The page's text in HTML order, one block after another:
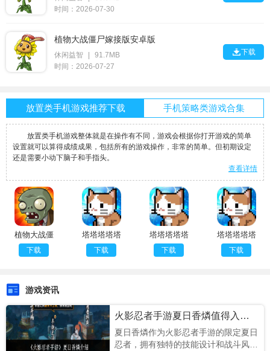
时间：2026-07-30
植物大战僵尸嫁接版安卓版
休闲益智
91.7MB
时间：2026-07-27
下载
放置类手机游戏推荐下载 手机策略类游戏合集
放置类手机游戏整体就是在操作有不同，游戏会根据你打开游戏的简单
设置就可以算得成绩成果，包括所有的游戏操作，非常的简单。但初期设定
还是需要小动下脑子和手指头。
查看详情
植物大战僵
尸95版安
卓
下载
塔塔塔塔塔
防官网
下载
塔塔塔塔塔
防正版
下载
塔塔塔塔塔
防免费版
下载
游戏资讯
火影忍者手游夏日香燐值得入手吗
夏日香燐作为火影忍者手游的限定夏日
忍者，拥有独特的技能设计和战斗风